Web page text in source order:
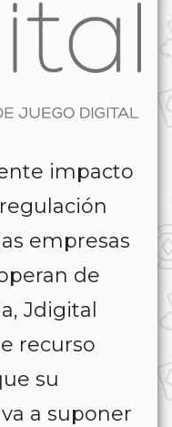
impacto
empresas
de
Jdigital
recurso
su
a suponer